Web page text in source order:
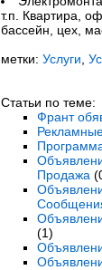
т.п. Квартира,
бассейн, цех,
метки: Услуги
Статьи по теме:
Франт
Продажа
(1)